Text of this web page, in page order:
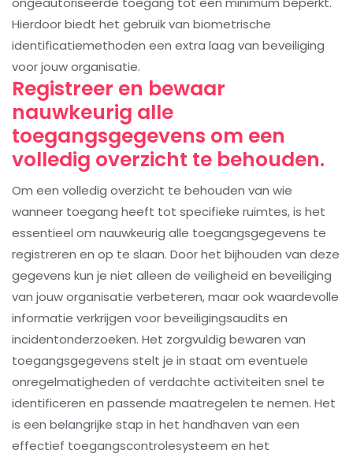
Hierdoor biedt het gebruik van biometrische
identificatiemethoden een extra laag van beveiliging
voor jouw organisatie.
Registreer en bewaar
nauwkeurig alle
toegangsgegevens om een
volledig overzicht te behouden.
Om een volledig overzicht te behouden van wie
wanneer toegang heeft tot specifieke ruimtes, is het
essentieel om nauwkeurig alle toegangsgegevens te
registreren en op te slaan. Door het bijhouden van deze
gegevens kun je niet alleen de veiligheid en beveiliging
van jouw organisatie verbeteren, maar ook waardevolle
informatie verkrijgen voor beveiligingsaudits en
incidentonderzoeken. Het zorgvuldig bewaren van
toegangsgegevens stelt je in staat om eventuele
onregelmatigheden of verdachte activiteiten snel te
identificeren en passende maatregelen te nemen. Het
is een belangrijke stap in het handhaven van een
effectief toegangscontrolesysteem en het